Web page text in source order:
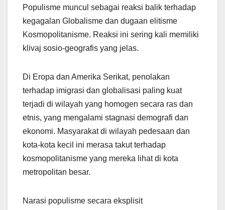
Populisme muncul sebagai reaksi balik terhadap
kegagalan Globalisme dan dugaan elitisme
Kosmopolitanisme. Reaksi ini sering kali memiliki
klivaj sosio-geografis yang jelas.
Di Eropa dan Amerika Serikat, penolakan
terhadap imigrasi dan globalisasi paling kuat
terjadi di wilayah yang homogen secara ras dan
etnis, yang mengalami stagnasi demografi dan
ekonomi. Masyarakat di wilayah pedesaan dan
kota-kota kecil ini merasa takut terhadap
kosmopolitanisme yang mereka lihat di kota
metropolitan besar.
Narasi populisme secara eksplisit